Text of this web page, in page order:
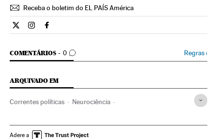
Receba o boletim do EL PAÍS América
Ciencia El País Brasil en Twitter
Ciencia El País Brasil en Instagram
Ciencia El País Brasil en Facebook
COMENTÁRIOS 0
COMENTÁRIOS Regras›
ARQUIVADO EM
Correntes políticas Neurociência
Anatomia Partidos políticos
Adere a